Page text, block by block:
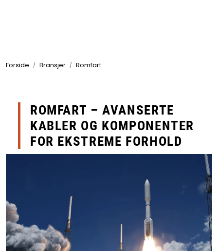
Forside Bransjer Romfart
ROMFART – AVANSERTE
KABLER OG KOMPONENTER
FOR EKSTREME FORHOLD
Bransjer
Produktsøk